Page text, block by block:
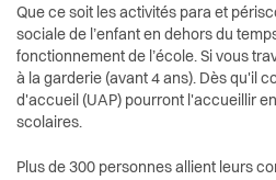
Conseillère école-famille
Écoles
Histoire
Intégration
Jeunesse
Que ce soit les activités para et
sociale de l’enfant en dehors du
fonctionnement de l’école. Si vous
à la garderie (avant 4 ans). Dès qu'il
d'accueil (UAP) pourront l'accueillir
scolaires.
Plus de 300 personnes allient leurs